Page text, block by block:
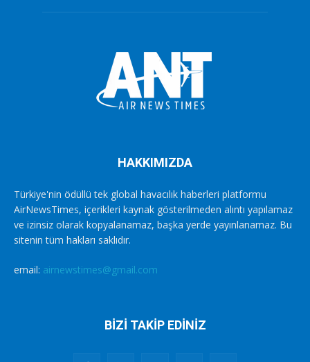
HAKKIMIZDA
Türkiye'nin ödüllü tek global havacılık haberleri platformu
AirNewsTimes, içerikleri kaynak gösterilmeden alıntı yapılamaz
ve izinsiz olarak kopyalanamaz, başka yerde yayınlanamaz. Bu
sitenin tüm hakları saklıdır.
email: airnewstimes@gmail.com
BİZİ TAKİP EDİNİZ